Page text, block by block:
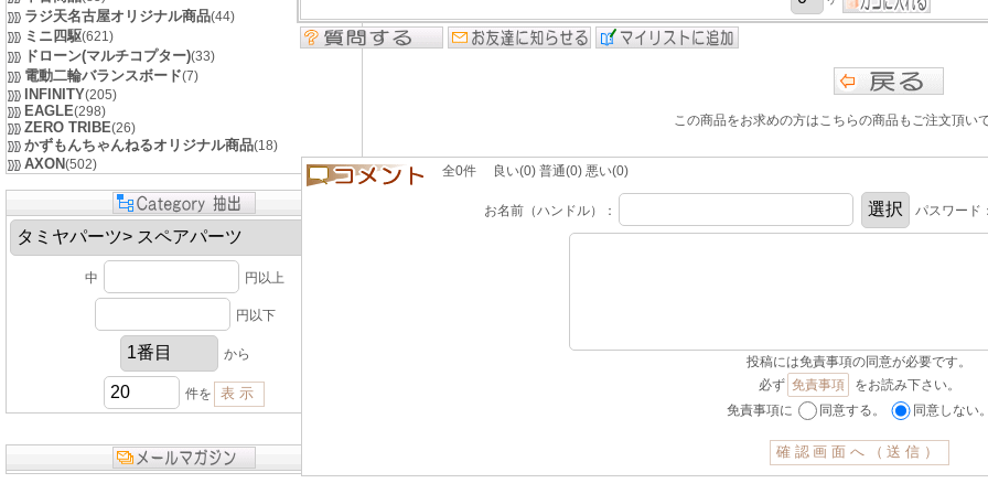
ラジ天名古屋オリジナル商品(44)
ミニ四駆(621)
ドローン(マルチコプター)(33)
電動二輪バランスボード(7)
INFINITY(205)
EAGLE(298)
ZERO TRIBE(26)
かずもんちゃんねるオリジナル商品(18)
AXON(502)
中 円以上
円以下
から
件を
この商品をお求めの方はこちらの商品もご注文頂い
全0件 良い(0) 普通(0) 悪い(0)
お名前（ハンドル）： パスワード：
投稿には免責事項の同意が必要です。
必ず 免責事項
をお読み下さい。
免責事項に
同意する。 同意しない。